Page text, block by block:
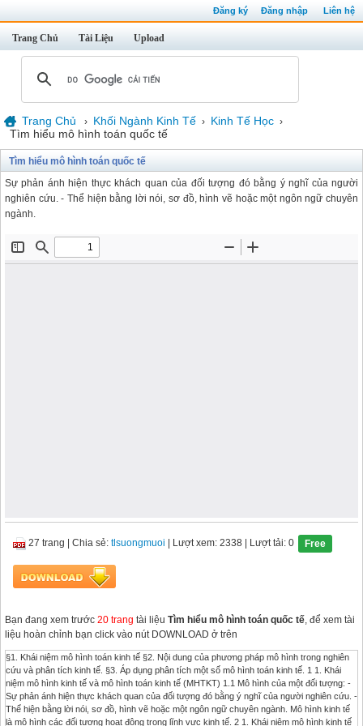
Đăng ký Đăng nhập Liên hệ
Trang Chủ Tài Liệu Upload
Trang Chủ › Khối Ngành Kinh Tế › Kinh Tế Học ›
Tìm hiểu mô hình toán quốc tế
Tìm hiểu mô hình toán quốc tế
Sự phản ánh hiện thực khách quan của đối tượng đó bằng ý nghĩ của người
nghiên cứu. - Thể hiện bằng lời nói, sơ đồ, hình vẽ hoặc một ngôn ngữ chuyên
ngành.
27 trang Chia sẻ: tlsuongmuoi | Lượt xem: 2338 | Lượt tải: 0 Free
Bạn đang xem trước 20 trang tài liệu Tìm hiểu mô hình toán quốc tế, để xem tài
liệu hoàn chỉnh bạn click vào nút DOWNLOAD ở trên
§1. Khái niệm mô hình toán kinh tế §2. Nội dung của phương pháp mô hình trong nghiên
cứu và phân tích kinh tế. §3. Áp dụng phân tích một số mô hình toán kinh tế. 1 1. Khái
niệm mô hình kinh tế và mô hình toán kinh tế (MHTKT) 1.1 Mô hình của một đối tượng: -
Sự phản ánh hiện thực khách quan của đối tượng đó bằng ý nghĩ của người nghiên cứu. -
Thể hiện bằng lời nói, sơ đồ, hình vẽ hoặc một ngôn ngữ chuyên ngành. Mô hình kinh tế
là mô hình các đối tượng hoạt động trong lĩnh vực kinh tế. 2 1. Khái niệm mô hình kinh tế